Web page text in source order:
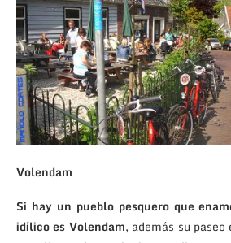
Volendam
Si hay un pueblo pesquero que
idílico es Volendam, además su